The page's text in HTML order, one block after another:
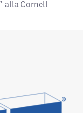
alla Cornell